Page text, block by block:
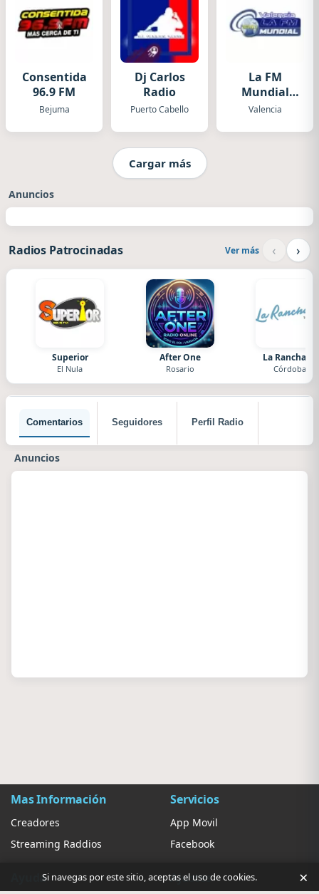
Consentida
96.9 FM
Bejuma
Dj Carlos
Radio
Puerto Cabello
La FM
Mundial
Valencia
Valencia
Cargar más
Anuncios
Radios Patrocinadas Ver más ‹ ›
Superior
El Nula
After One
Rosario
La Ranchada
Córdoba
Comentarios Seguidores Perfil Radio
Anuncios
Mas Información
Creadores
Streaming Raddios
Servicios
App Movil
Facebook
Ayuda Ajustes
Si navegas por este sitio, aceptas el uso de cookies. ×